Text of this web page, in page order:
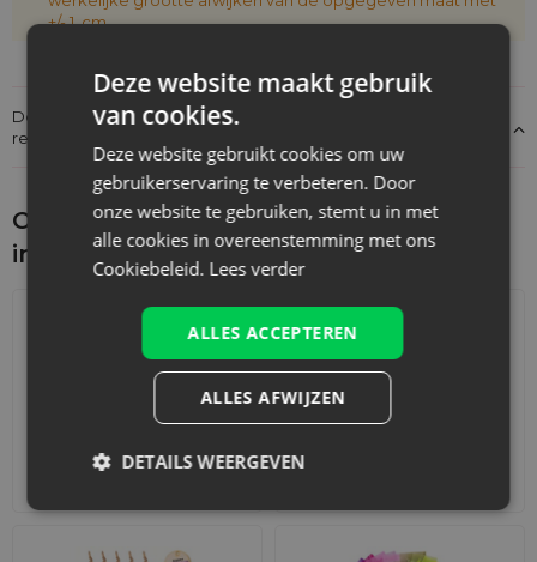
+/- 1 cm
Details over de conformiteit van het product met de
regelgeving: Productverantwoordelijkheid
Ontdek wat je nog meer zou kunnen
interesseren
Adventskalenders
Deze website maakt gebruik
van cookies.
Deze website gebruikt cookies om uw
gebruikerservaring te verbeteren. Door
onze website te gebruiken, stemt u in met
alle cookies in overeenstemming met ons
Cookiebeleid. Lees verder
ALLES ACCEPTEREN
ALLES AFWIJZEN
DETAILS WEERGEVEN